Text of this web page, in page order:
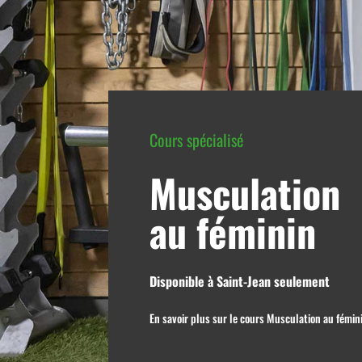
Cours spécialisé
Musculation
au féminin
Disponible à Saint-Jean seulement
En savoir plus sur le cours Musculation au